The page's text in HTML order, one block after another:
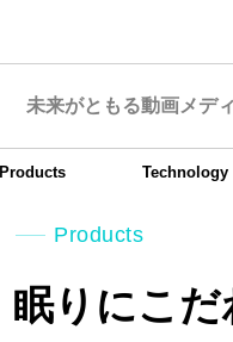
未来がともる動画メデ
Products Technology
Products
眠りにこ